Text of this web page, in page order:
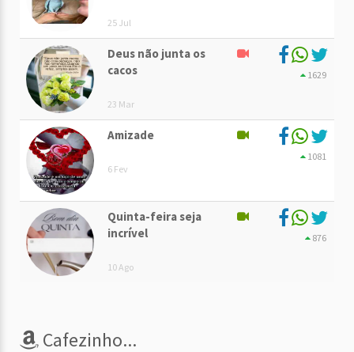
25 Jul
Deus não junta os
cacos
23 Mar
1629
Amizade
6 Fev
1081
Quinta-feira seja
incrível
10 Ago
876
Cafezinho...